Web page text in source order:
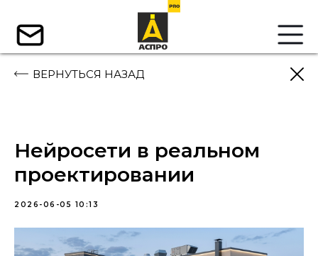
ВЕРНУТЬСЯ НАЗАД
Нейросети в реальном
проектировании
2026-06-05 10:13